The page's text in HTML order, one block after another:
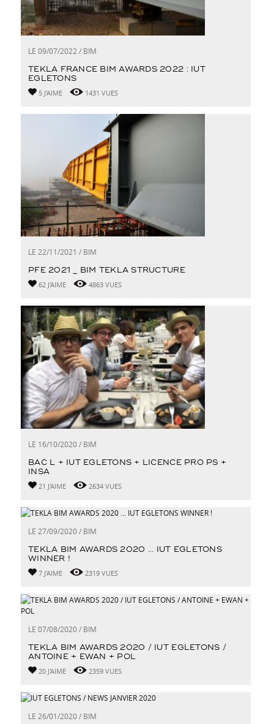
LE 09/07/2022 / BIM
TEKLA FRANCE BIM AWARDS 2022 : IUT
EGLETONS
5 J'AIME 1431 VUES
LE 22/11/2021 / BIM
PFE 2021 _ BIM TEKLA STRUCTURE
62 J'AIME 4863 VUES
LE 16/10/2020 / BIM
BAC L + IUT EGLETONS + LICENCE PRO PS +
INSA
21 J'AIME 2634 VUES
LE 27/09/2020 / BIM
TEKLA BIM AWARDS 2020 ... IUT EGLETONS
WINNER !
7 J'AIME 2319 VUES
LE 07/08/2020 / BIM
TEKLA BIM AWARDS 2020 / IUT EGLETONS /
ANTOINE + EWAN + POL
20 J'AIME 2359 VUES
LE 26/01/2020 / BIM